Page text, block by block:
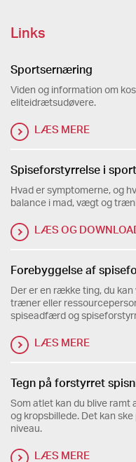
Links
Sportsernæring
Viden og information om
eliteidrætsudøvere.
LÆS MERE
Spiseforstyrrelse i sport
Hvad er symptomerne, og
balance i mad, vægt og
LÆS OG
Forebyggelse af
Der er en række ting, du
træner eller
spiseadfærd og
LÆS MERE
Tegn på forstyrret
Som atlet kan du blive
og kropsbillede. Det kan
niveau.
LÆS MERE